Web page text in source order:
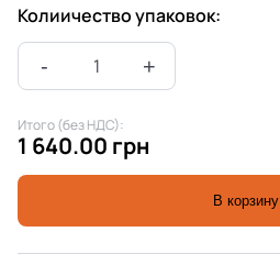
Колиичество упаковок:
Итого (без НДС):
1 640.00 грн
В корзину